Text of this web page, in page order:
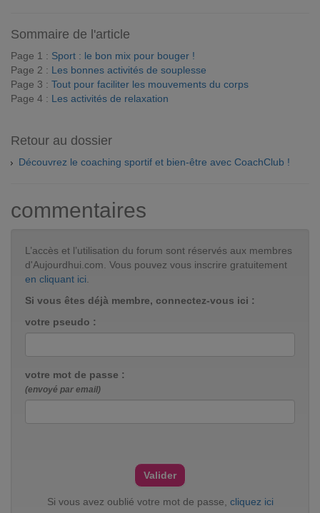
Sommaire de l'article
Page 1 : Sport : le bon mix pour bouger !
Page 2 : Les bonnes activités de souplesse
Page 3 : Tout pour faciliter les mouvements du corps
Page 4 : Les activités de relaxation
Retour au dossier
Découvrez le coaching sportif et bien-être avec CoachClub !
commentaires
L’accès et l’utilisation du forum sont réservés aux membres
d'Aujourdhui.com. Vous pouvez vous inscrire gratuitement
en cliquant ici.
Si vous êtes déjà membre, connectez-vous ici :
votre pseudo :
votre mot de passe :
(envoyé par email)
Si vous avez oublié votre mot de passe, cliquez ici